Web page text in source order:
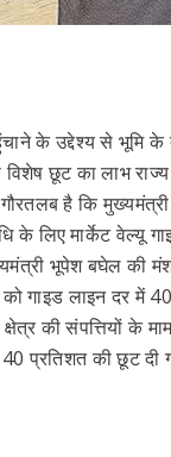
के उद्देश्य से
छूट का लाभ
है कि
के लिए मार्केट वेल्यू
भूपेश बघेल की
गाइड लाइन दर में
की संपत्तियों के
प्रतिशत की छूट दी